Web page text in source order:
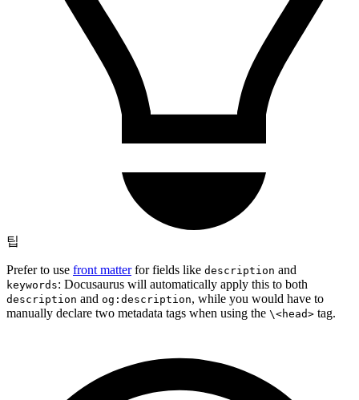
팁
Prefer to use front matterfor fields like description and
keywords: Docusaurus will automatically apply this to both
description and og:description, while you would have to
manually declare two metadata tags when using the \<head> tag.